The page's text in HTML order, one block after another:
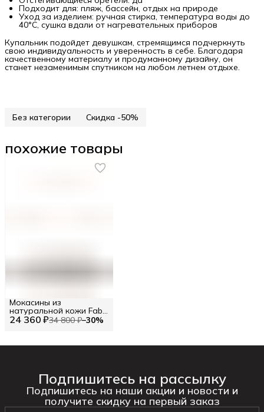
Подходит для: пляж, бассейн, отдых на природе
Уход за изделием: ручная стирка, температура воды до
40°C, сушка вдали от нагревательных приборов
Купальник подойдет девушкам, стремящимся подчеркнуть
свою индивидуальность и уверенность в себе. Благодаря
качественному материалу и продуманному дизайну, он
станет незаменимым спутником на любом летнем отдыхе.
Без категории Скидка -50%
похожие товары
24 360 ₽34 800 ₽−30%
Мокасины из
натуральной кожи Fabi
RU 42.5 / EU 43 / 43
Подпишитесь на рассылку
Подпишитесь на наши акции и новости и
получите скидку на первый заказ